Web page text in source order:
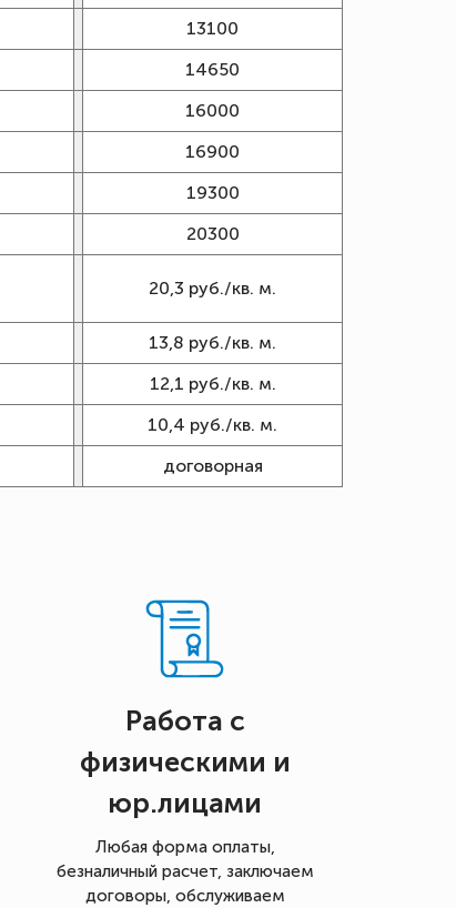
13100
14650
16000
16900
19300
20300
20,3 руб./кв. м.
13,8 руб./кв. м.
12,1 руб./кв. м.
10,4 руб./кв. м.
договорная
Работа с
физическими и
юр.лицами
Любая форма оплаты,
безналичный расчет, заключаем
договоры, обслуживаем